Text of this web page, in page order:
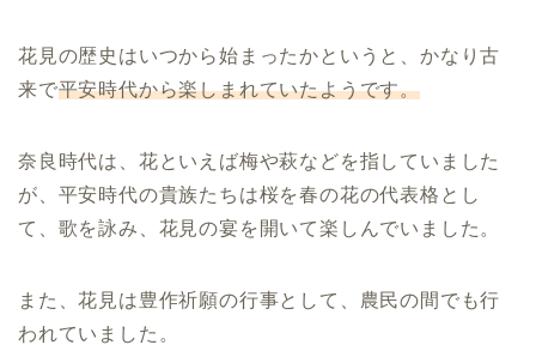
花見の歴史はいつから始まったかというと、かなり古
来で平安時代から楽しまれていたようです。
奈良時代は、花といえば梅や萩などを指していました
が、平安時代の貴族たちは桜を春の花の代表格とし
て、歌を詠み、花見の宴を開いて楽しんでいました。
また、花見は豊作祈願の行事として、農民の間でも行
われていました。